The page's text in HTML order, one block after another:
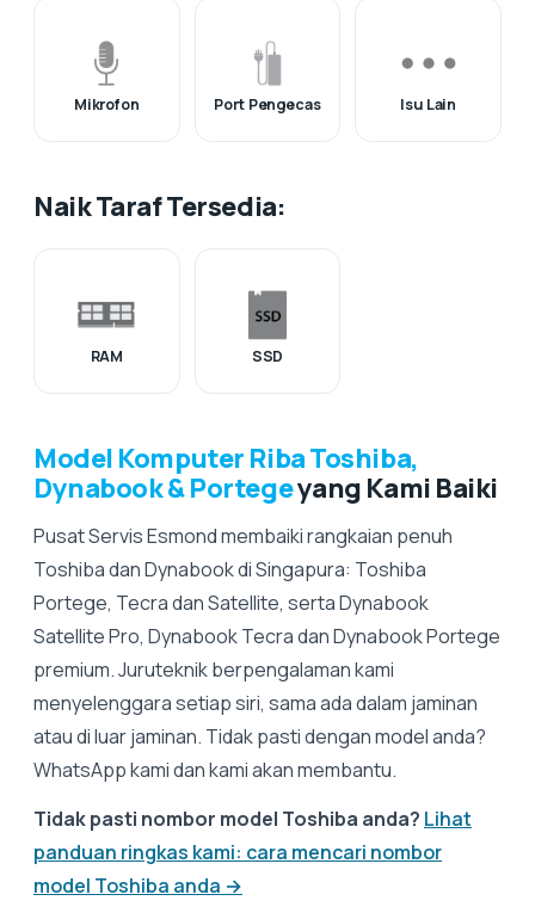
Mikrofon Port Pengecas Isu Lain
Naik Taraf Tersedia:
RAM SSD
Model Komputer Riba Toshiba,
Dynabook & Portegeyang Kami Baiki
Pusat Servis Esmond membaiki rangkaian penuh
Toshiba dan Dynabook di Singapura: Toshiba
Portege, Tecra dan Satellite, serta Dynabook
Satellite Pro, Dynabook Tecra dan Dynabook Portege
premium. Juruteknik berpengalaman kami
menyelenggara setiap siri, sama ada dalam jaminan
atau di luar jaminan. Tidak pasti dengan model anda?
WhatsApp kami dan kami akan membantu.
Tidak pasti nombor model Toshiba anda? Lihat
panduan ringkas kami: cara mencari nombor
model Toshiba anda →